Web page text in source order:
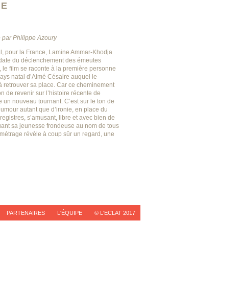
par Philippe Azoury
pour la France, Lamine Ammar-Khodja
du déclenchement des émeutes
film se raconte à la première personne
natal d’Aimé Césaire auquel le
sa place. Car ce cheminement
de revenir sur l’histoire récente de
nouveau tournant. C’est sur le ton de
autant que d’ironie, en place du
s’amusant, libre et avec bien de
sa jeunesse frondeuse au nom de tous
révèle à coup sûr un regard, une
PARTENAIRES L'ÉQUIPE © L'ECLAT 2017